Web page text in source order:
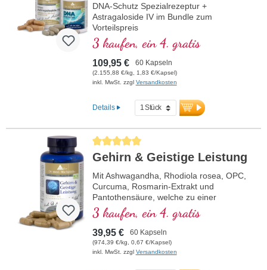
DNA-Schutz Spezialrezeptur +
Astragaloside IV im Bundle zum
Vorteilspreis
3 kaufen, ein 4. gratis
109,95 € 60 Kapseln
(2.155,88 €/kg, 1,83 €/Kapsel)
inkl. MwSt. zzgl Versandkosten
Details
Durchschnittliche Bewertung von 5 von 5 Sternen
Gehirn & Geistige Leistung
Mit Ashwagandha, Rhodiola rosea, OPC,
Curcuma, Rosmarin-Extrakt und
Pantothensäure, welche zu einer
normalen geistigen Leistungsfähigkeit
beiträgt und an der Synthese und dem
Stoffwechsel einiger Neurotransmitter
beteiligt ist. B-Vitamine bioaktiv!
3 kaufen, ein 4. gratis
39,95 € 60 Kapseln
(974,39 €/kg, 0,67 €/Kapsel)
inkl. MwSt. zzgl Versandkosten